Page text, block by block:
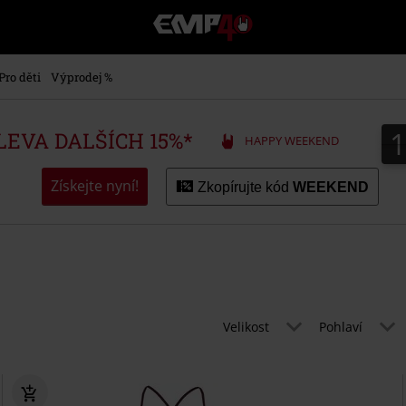
EMP
-
Hudba,
Merch
hráče,
Alternativní
Pro děti Výprodej %
DALŠÍCH 15%* HAPPY WEEKEND 1
1
Získejte nyní! Zkopírujte kód WEEKEND
Velikost Pohlaví